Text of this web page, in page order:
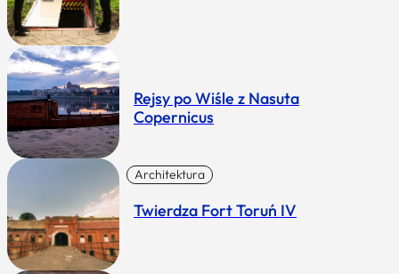
Rejsy po Wiśle z Nasuta
Copernicus
Architektura
Twierdza Fort Toruń IV